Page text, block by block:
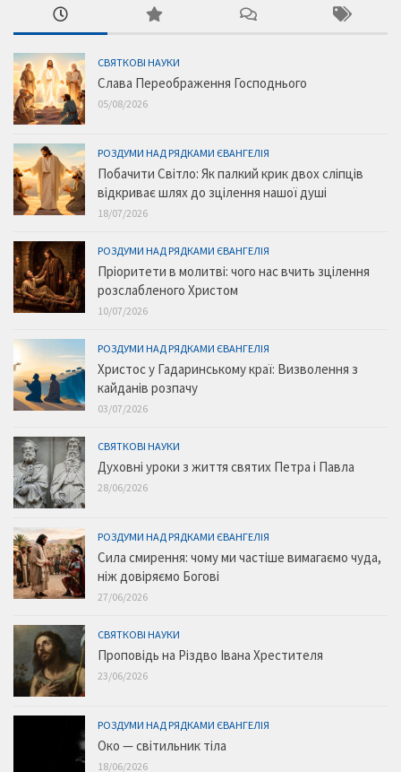
СВЯТКОВІ НАУКИ
Слава Переображення Господнього
05/08/2026
РОЗДУМИ НАД РЯДКАМИ ЄВАНГЕЛІЯ
Побачити Світло: Як палкий крик двох сліпців
відкриває шлях до зцілення нашої душі
18/07/2026
РОЗДУМИ НАД РЯДКАМИ ЄВАНГЕЛІЯ
Пріоритети в молитві: чого нас вчить зцілення
розслабленого Христом
10/07/2026
РОЗДУМИ НАД РЯДКАМИ ЄВАНГЕЛІЯ
Христос у Гадаринському краї: Визволення з
кайданів розпачу
03/07/2026
СВЯТКОВІ НАУКИ
Духовні уроки з життя святих Петра і Павла
28/06/2026
РОЗДУМИ НАД РЯДКАМИ ЄВАНГЕЛІЯ
Сила смирення: чому ми частіше вимагаємо чуда,
ніж довіряємо Богові
27/06/2026
СВЯТКОВІ НАУКИ
Проповідь на Різдво Івана Хрестителя
23/06/2026
РОЗДУМИ НАД РЯДКАМИ ЄВАНГЕЛІЯ
Око — світильник тіла
18/06/2026